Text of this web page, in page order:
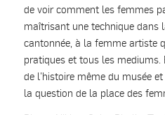
de voir comment les femmes
maîtrisant une technique dans
cantonnée, à la femme artiste
pratiques et tous les
de l’histoire même du musée
la question de la place des